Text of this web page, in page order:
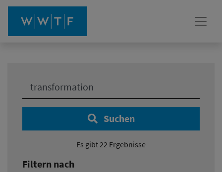
Suchen
Es gibt 22 Ergebnisse
Filtern nach